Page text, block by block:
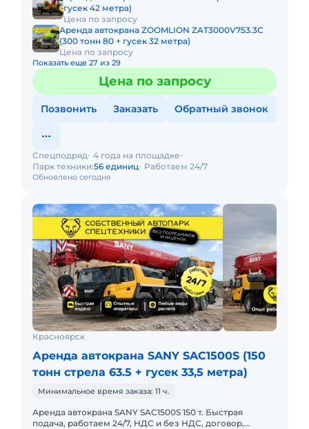
гусек 42 метра)
Цена по запросу
Аренда автокрана ZOOMLION ZAT3000V753.3C
(300 тонн 80 + гусек 32 метра)
Цена по запросу
Показать еще 27 из 29
Цена по запросу
Позвонить Заказать Обратный звонок
Обновлено сегодня
Спецподряд 4 года на площадке
Парк техники:56 единиц Работаем 24/7
Красноярск
Аренда автокрана SANY SAC1500S (150
тонн стрела 63.5 + гусек 33,5 метра)
Минимальное время заказа: 11 ч.
Аренда автокрана SANY SAC1500S 150 т. Быстрая
подача, работаем 24/7, НДС и без НДС, договор,